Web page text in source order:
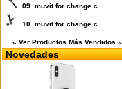
09. muvit for change c...
10. muvit for change c...
« Ver Productos Más Vendidos »
Novedades